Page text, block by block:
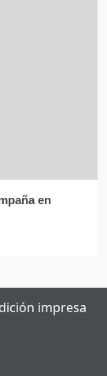
en
impresa